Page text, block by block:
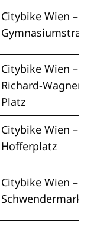
Citybike Wien –
Gymnasiumstraße
Citybike Wien –
Richard-Wagner-
Platz
Citybike Wien –
Hofferplatz
Citybike Wien –
Schwendermarkt